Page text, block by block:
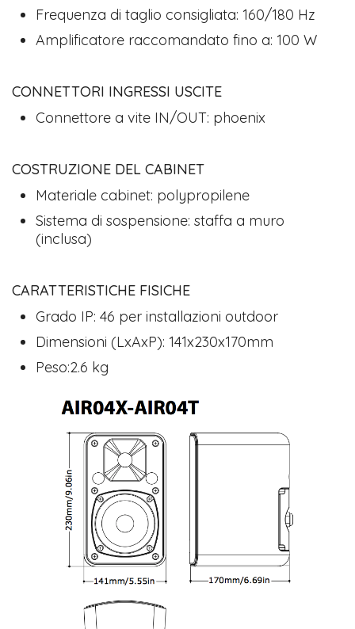
Frequenza di taglio consigliata: 160/180 Hz
Amplificatore raccomandato fino a: 100 W
CONNETTORI INGRESSI USCITE
Connettore a vite IN/OUT: phoenix
COSTRUZIONE DEL CABINET
Materiale cabinet: polypropilene
Sistema di sospensione: staffa a muro
(inclusa)
CARATTERISTICHE FISICHE
Grado IP: 46 per installazioni outdoor
Dimensioni (LxAxP): 141x230x170mm
Peso:2.6 kg